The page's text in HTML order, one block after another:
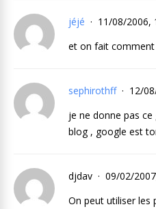
jéjé
11/08/2006,
et on fait comment
sephirothff
12/
je ne donne pas
blog , google est
djdav
09/02/
On peut utiliser les